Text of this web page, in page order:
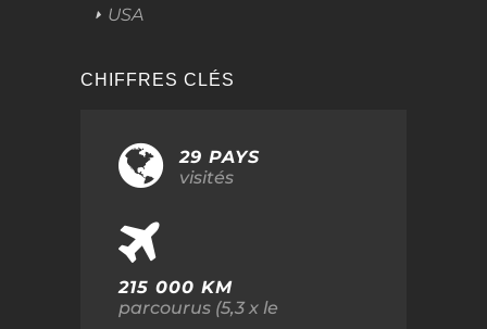
USA
CHIFFRES CLÉS
29 PAYS
visités
215 000 KM
parcourus (5,3 x le